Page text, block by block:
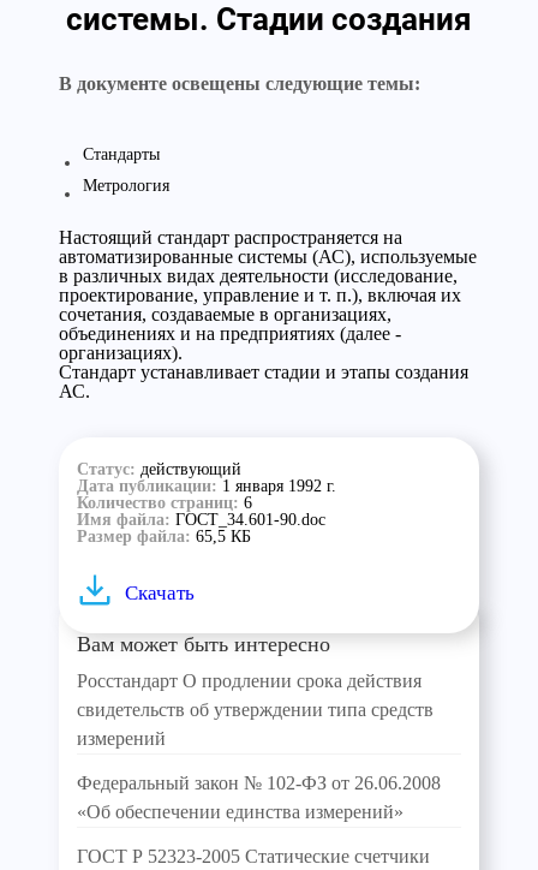
системы. Стадии создания
В документе освещены следующие темы:
Стандарты
Метрология
Настоящий стандарт распространяется на
автоматизированные системы (АС), используемые
в различных видах деятельности (исследование,
проектирование, управление и т. п.), включая их
сочетания, создаваемые в организациях,
объединениях и на предприятиях (далее -
организациях).
Стандарт устанавливает стадии и этапы создания
АС.
Статус: действующий
Дата публикации: 1 января 1992 г.
Количество страниц: 6
Имя файла: ГОСТ_34.601-90.doc
Размер файла: 65,5 КБ
Скачать
Вам может быть интересно
Росстандарт О продлении срока действия
свидетельств об утверждении типа средств
измерений
Федеральный закон № 102-ФЗ от 26.06.2008
«Об обеспечении единства измерений»
ГОСТ Р 52323-2005 Статические счетчики